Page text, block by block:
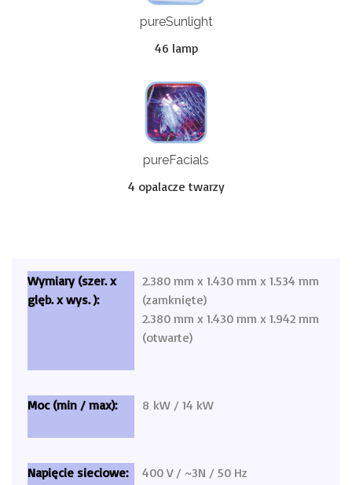
pureSunlight
46 lamp
pureFacials
4 opalacze twarzy
2.380 mm x 1.430 mm x 1.534 mm
(zamknięte)
2.380 mm x 1.430 mm x 1.942 mm
(otwarte)
8 kW / 14 kW
400 V / ~3N / 50 Hz